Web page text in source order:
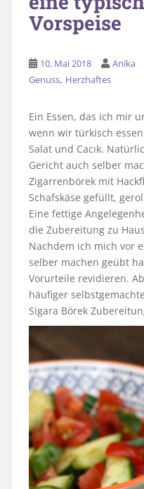
Vorspeise
10. Mai 2018 Anika
Genuss, Herzhaftes
Ein Essen, das ich mir
wenn wir türkisch
Salat und Cacık.
Gericht auch selber
Zigarrenbörek mit
Schafskäse gefüllt,
Eine fettige
die Zubereitung zu
Nachdem ich mich vor
selber machen geübt
Vorurteile revidieren.
häufiger
Sigara Börek